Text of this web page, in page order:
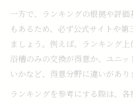
一方で、ランキングの根拠や評
もあるため、必ず公式サイトや
ましょう。例えば、ランキング上
浴槽のみの交換が得意か、ユニ
いかなど、得意分野に違いがあり
ランキングを参考にする際は、